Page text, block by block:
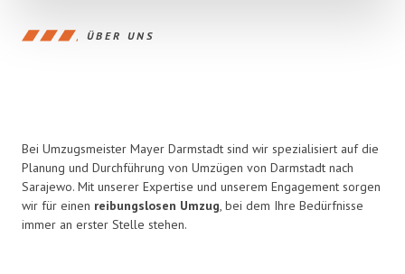
ÜBER UNS
Bei Umzugsmeister Mayer Darmstadt sind wir spezialisiert auf die
Planung und Durchführung von Umzügen von Darmstadt nach
Sarajewo. Mit unserer Expertise und unserem Engagement sorgen
wir für einen reibungslosen Umzug, bei dem Ihre Bedürfnisse
immer an erster Stelle stehen.